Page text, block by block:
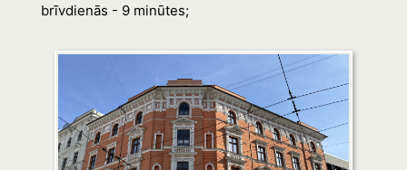
brīvdienās - 9 minūtes;